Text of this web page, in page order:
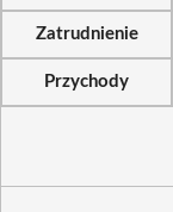
Zatrudnienie
Przychody